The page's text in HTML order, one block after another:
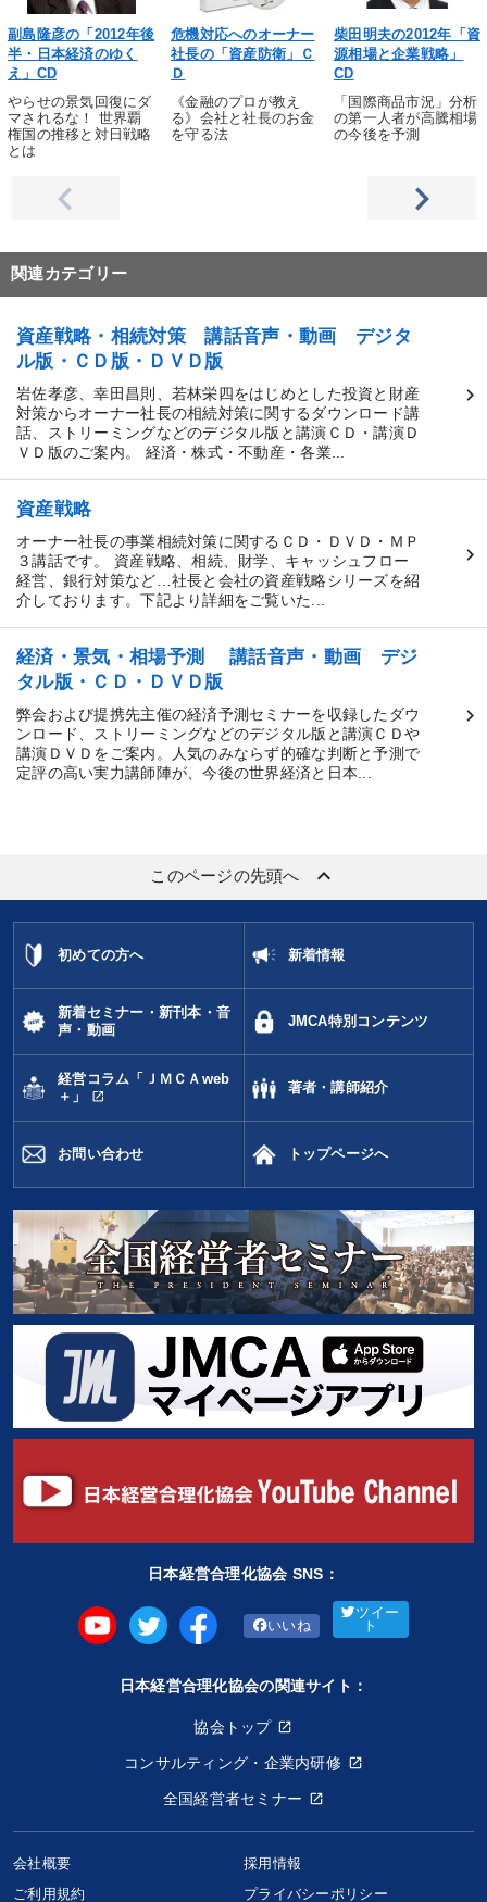
副島隆彦の「2012年後
半・日本経済のゆく
え」CD
やらせの景気回復にダ
マされるな！ 世界覇
権国の推移と対日戦略
とは
危機対応へのオーナー
社長の「資産防衛」Ｃ
Ｄ
《金融のプロが教え
る》会社と社長のお金
を守る法
柴田明夫の2012年「資
源相場と企業戦略」
CD
「国際商品市況」分析
の第一人者が高騰相場
の今後を予測
関連カテゴリー
資産戦略・相続対策 講話音声・動画 デジタ
ル版・ＣＤ版・ＤＶＤ版
岩佐孝彦、幸田昌則、若林栄四をはじめとした投資と財産
対策からオーナー社長の相続対策に関するダウンロード講
話、ストリーミングなどのデジタル版と講演ＣＤ・講演Ｄ
ＶＤ版のご案内。 経済・株式・不動産・各業...
資産戦略
オーナー社長の事業相続対策に関するＣＤ・ＤＶＤ・ＭＰ
３講話です。 資産戦略、相続、財学、キャッシュフロー
経営、銀行対策など…社長と会社の資産戦略シリーズを紹
介しております。下記より詳細をご覧いた...
経済・景気・相場予測 講話音声・動画 デジ
タル版・ＣＤ・ＤＶＤ版
弊会および提携先主催の経済予測セミナーを収録したダウ
ンロード、ストリーミングなどのデジタル版と講演ＣＤや
講演ＤＶＤをご案内。人気のみならず的確な判断と予測で
定評の高い実力講師陣が、今後の世界経済と日本...
このページの先頭へ keyboard_arrow_up
初めての方へ 新着情報
新着セミナー・新刊本・音
声・動画
JMCA特別コンテンツ
経営コラム「ＪＭＣＡweb
＋」
open_in_new
著者・講師紹介
お問い合わせ トップページへ
日本経営合理化協会 SNS：
いいね
ツイー
ト
日本経営合理化協会の関連サイト：
協会トップ
コンサルティング・企業内研修
全国経営者セミナー
会社概要
採用情報
ご利用規約
プライバシーポリシー